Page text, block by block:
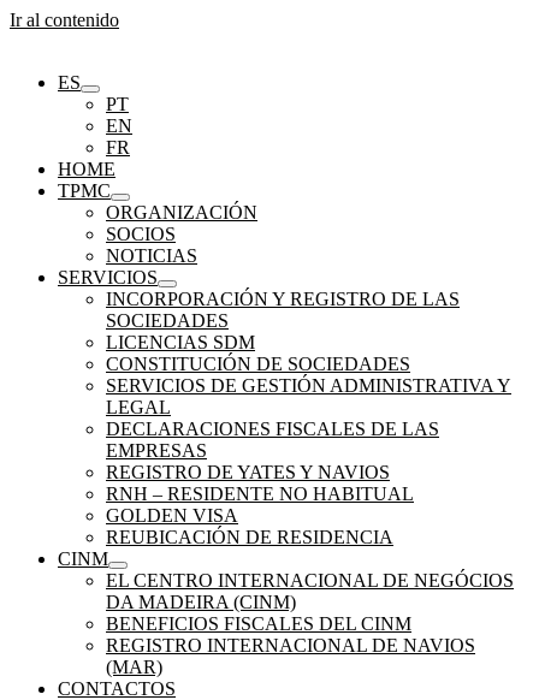
Ir al contenido
ES
PT
EN
FR
HOME
TPMC
ORGANIZACIÓN
SOCIOS
NOTICIAS
SERVICIOS
INCORPORACIÓN Y REGISTRO DE LAS
SOCIEDADES
LICENCIAS SDM
CONSTITUCIÓN DE SOCIEDADES
SERVICIOS DE GESTIÓN ADMINISTRATIVA Y
LEGAL
DECLARACIONES FISCALES DE LAS
EMPRESAS
REGISTRO DE YATES Y NAVIOS
RNH – RESIDENTE NO HABITUAL
GOLDEN VISA
REUBICACIÓN DE RESIDENCIA
CINM
EL CENTRO INTERNACIONAL DE NEGÓCIOS
DA MADEIRA (CINM)
BENEFICIOS FISCALES DEL CINM
REGISTRO INTERNACIONAL DE NAVIOS
(MAR)
CONTACTOS